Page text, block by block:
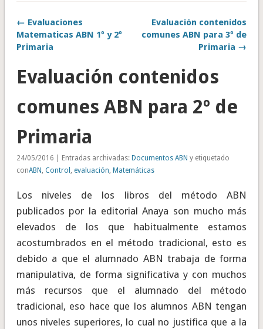
← Evaluaciones
Matematicas ABN 1º y 2º
Primaria
Evaluación contenidos
comunes ABN para 3º de
Primaria →
Evaluación contenidos
comunes ABN para 2º de
Primaria
24/05/2016 | Entradas archivadas: Documentos ABN y etiquetado
conABN , Control , evaluación, Matemáticas
Los niveles de los libros del método ABN
publicados por la editorial Anaya son mucho más
elevados de los que habitualmente estamos
acostumbrados en el método tradicional, esto es
debido a que el alumnado ABN trabaja de forma
manipulativa, de forma significativa y con muchos
más recursos que el alumnado del método
tradicional, eso hace que los alumnos ABN tengan
unos niveles superiores, lo cual no justifica que a la